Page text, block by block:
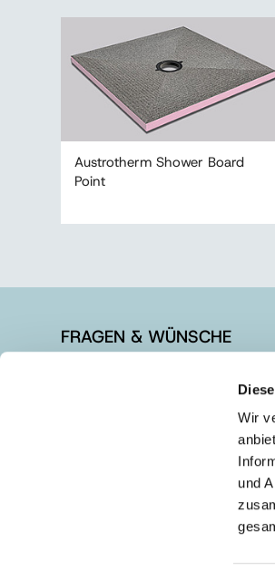
Wir
und
Austrotherm Shower Board
Point
FRAGEN & WÜNSCHE